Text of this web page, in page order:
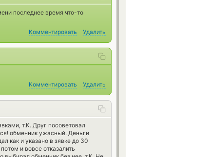
последнее время что-то
Комментировать
Удалить
Комментировать
Удалить
т.К. Друг посоветовал
обменник ужасный. Деньги
как и указано в зявке до 30
и вовсе отказалить